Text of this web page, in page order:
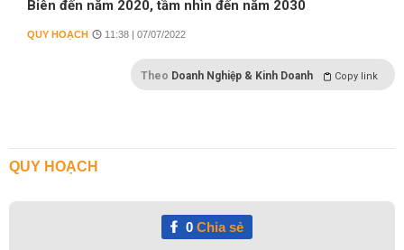
Biên đến năm 2020, tầm nhìn đến năm 2030
QUY HOẠCH 11:38 | 07/07/2022
Theo Doanh Nghiệp & Kinh Doanh Copy link
QUY HOẠCH
0Chia sẻ